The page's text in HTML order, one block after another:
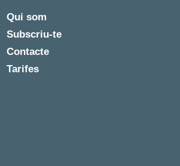
Qui som
Subscriu-te
Contacte
Tarifes